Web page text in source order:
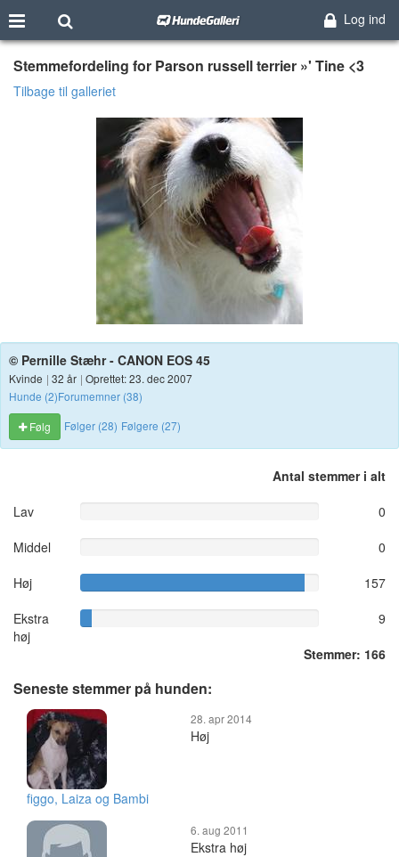
Log ind
Stemmefordeling for Parson russell terrier »' Tine <3
Tilbage til galleriet
© Pernille Stæhr - CANON EOS 45
Kvinde | 32 år | Oprettet: 23. dec 2007
Hunde (2)Forumemner (38)
Følg
Følger (28) Følgere (27)
Antal stemmer i alt
Lav
0
Middel
0
Høj
157
Ekstra
høj
9
Stemmer: 166
Seneste stemmer på hunden:
figgo, Laiza og Bambi
28. apr 2014
Høj
6. aug 2011
Ekstra høj